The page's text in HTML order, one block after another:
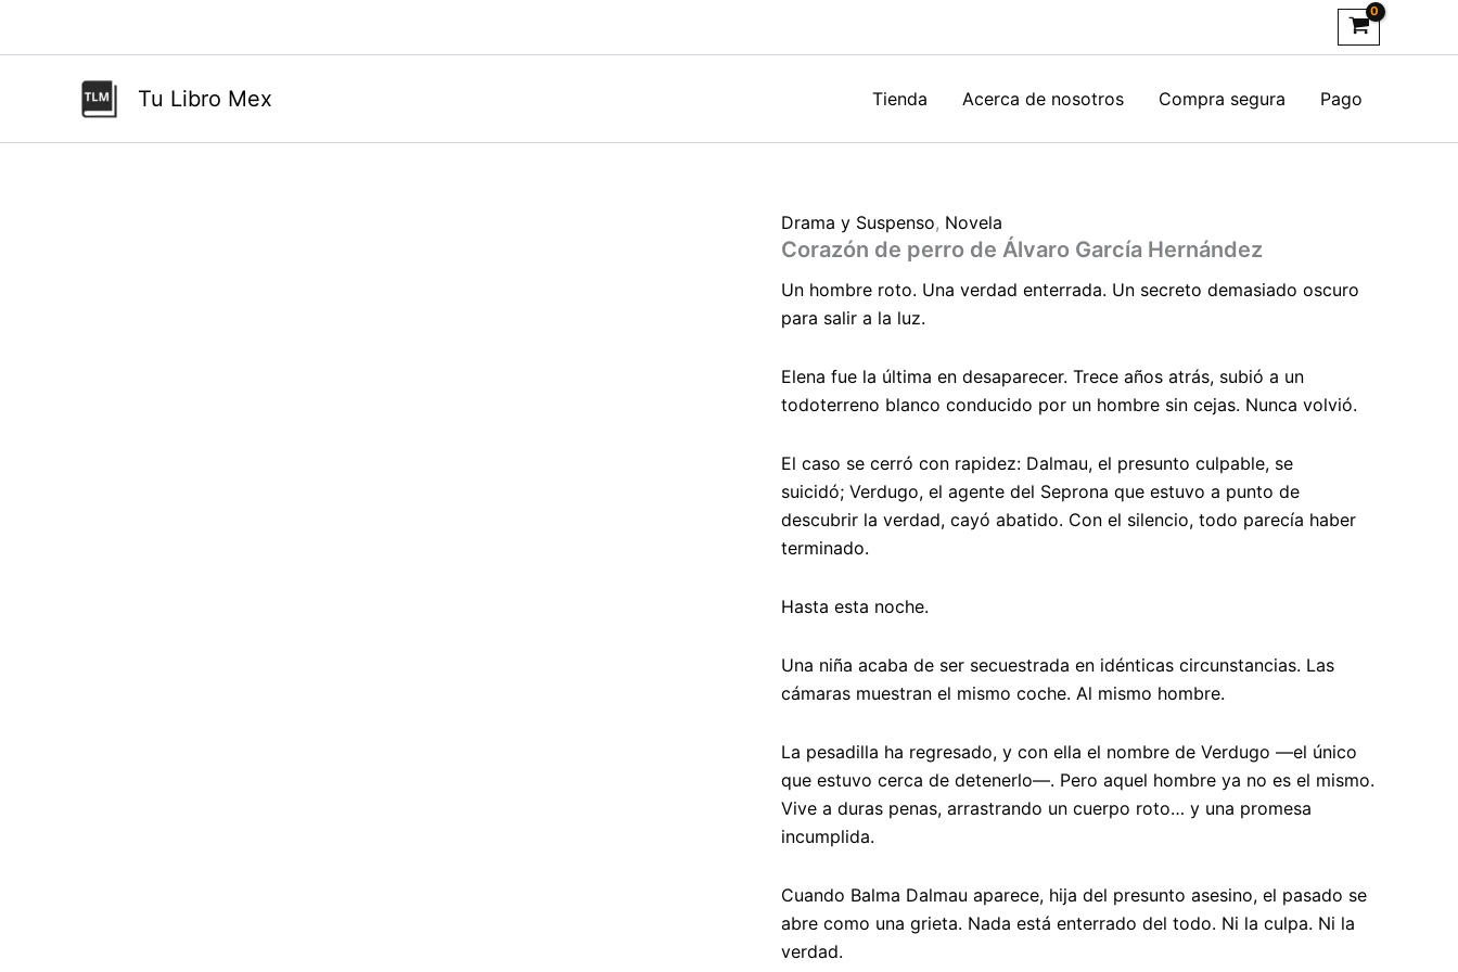
Tu Libro Mex Tienda Acerca de nosotros Compra segura Pago
Drama y Suspenso, Novela
Corazón de perro de Álvaro García Hernández
Un hombre roto. Una verdad enterrada. Un secreto demasiado oscuro
para salir a la luz.
Elena fue la última en desaparecer. Trece años atrás, subió a un
todoterreno blanco conducido por un hombre sin cejas. Nunca volvió.
El caso se cerró con rapidez: Dalmau, el presunto culpable, se
suicidó; Verdugo, el agente del Seprona que estuvo a punto de
descubrir la verdad, cayó abatido. Con el silencio, todo parecía haber
terminado.
Hasta esta noche.
Una niña acaba de ser secuestrada en idénticas circunstancias. Las
cámaras muestran el mismo coche. Al mismo hombre.
La pesadilla ha regresado, y con ella el nombre de Verdugo —el único
que estuvo cerca de detenerlo—. Pero aquel hombre ya no es el mismo.
Vive a duras penas, arrastrando un cuerpo roto… y una promesa
incumplida.
Cuando Balma Dalmau aparece, hija del presunto asesino, el pasado se
abre como una grieta. Nada está enterrado del todo. Ni la culpa. Ni la
verdad.
cantidad